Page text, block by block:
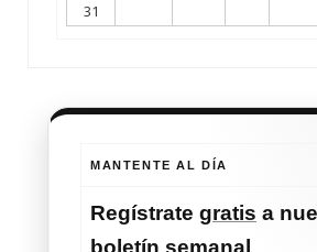
31
MANTENTE AL DÍA
Regístrate gratis a
boletín semanal